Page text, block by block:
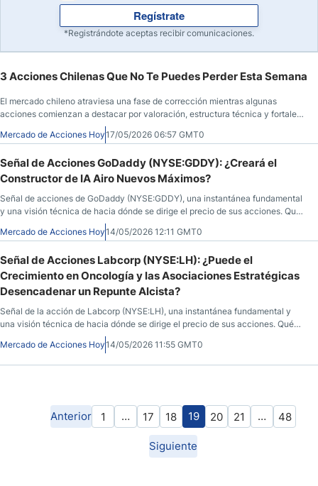
Regístrate
*Registrándote aceptas recibir comunicaciones.
3 Acciones Chilenas Que No Te Puedes Perder Esta Semana
El mercado chileno atraviesa una fase de corrección mientras algunas
acciones comienzan a destacar por valoración, estructura técnica y fortaleza
Mercado de Acciones Hoy17/05/2026 06:57 GMT0
Señal de Acciones GoDaddy (NYSE:GDDY): ¿Creará el
Constructor de IA Airo Nuevos Máximos?
Señal de acciones de GoDaddy (NYSE:GDDY), una instantánea fundamental
y una visión técnica de hacia dónde se dirige el precio de sus acciones. Qué
saber antes de la apertura del mercado el 14 de mayo de 2026, después de
que GDDY cerrara a $85,38, un 1,90% menos durante la sesión anterior, antes
Mercado de Acciones Hoy14/05/2026 12:11 GMT0
Señal de Acciones Labcorp (NYSE:LH): ¿Puede el
Crecimiento en Oncología y las Asociaciones Estratégicas
Desencadenar un Repunte Alcista?
Señal de la acción de Labcorp (NYSE:LH), una instantánea fundamental y
una visión técnica de hacia dónde se dirige el precio de sus acciones. Qué
saber antes de la apertura del mercado el 14 de mayo de 2026, después de
que LH cerrara a $254,42, un 1,14% menos durante la sesión anterior, antes
Mercado de Acciones Hoy14/05/2026 11:55 GMT0
Anterior 1 … 17 18 19 20 21 … 48
Siguiente